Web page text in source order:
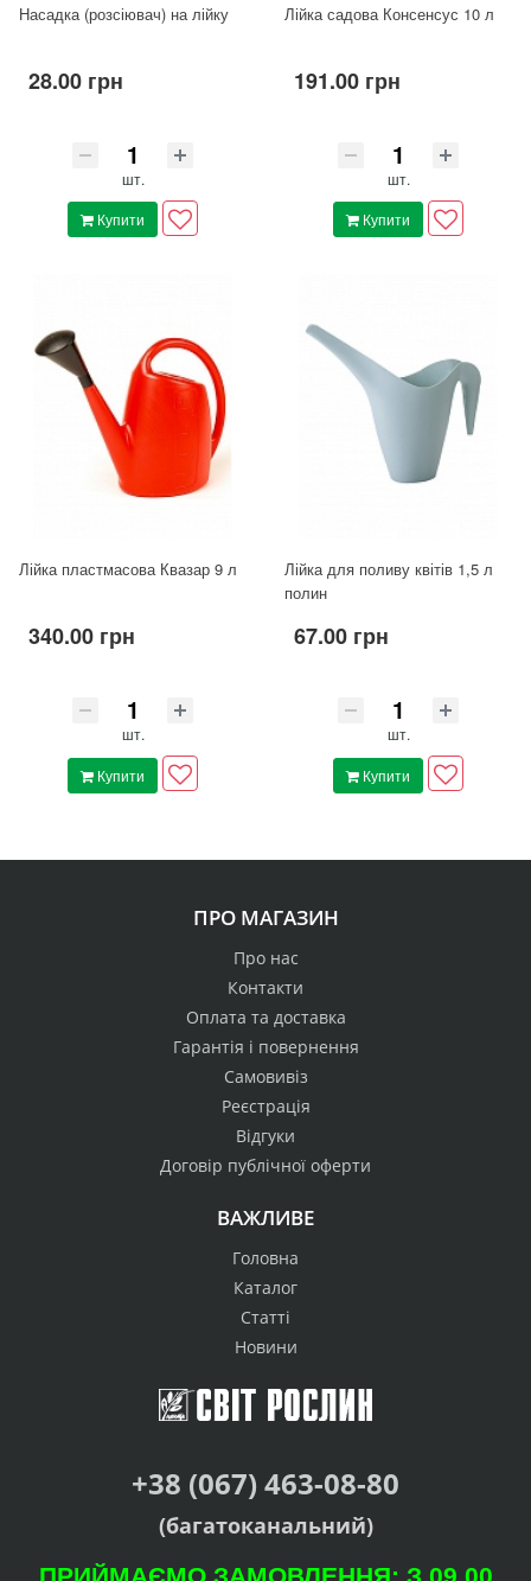
Насадка (розсіювач) на лійку
28.00 грн
шт.
Купити
Лійка садова Консенсус 10 л
191.00 грн
шт.
Купити
Лійка пластмасова Квазар 9 л
340.00 грн
шт.
Купити
Лійка для поливу квітів 1,5 л
полин
67.00 грн
шт.
Купити
ПРО МАГАЗИН
Про нас
Контакти
Оплата та доставка
Гарантія і повернення
Самовивіз
Реєстрація
Відгуки
Договір публічної оферти
ВАЖЛИВЕ
Головна
Каталог
Статті
Новини
+38 (067) 463-08-80
(багатоканальний)